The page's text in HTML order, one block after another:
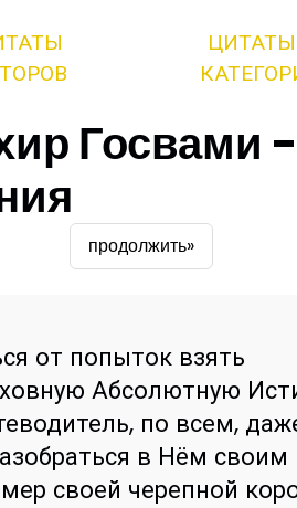
Госвами
продолжить»
от попыток взять
Абсолютную
по всем,
в Нём
своей черепной